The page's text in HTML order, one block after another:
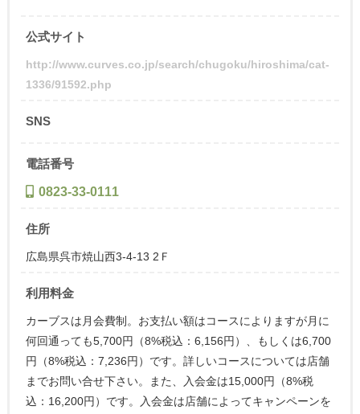
公式サイト
http://www.curves.co.jp/search/chugoku/hiroshima/cat-
1336/91592.php
SNS
電話番号
0823-33-0111
住所
広島県呉市焼山西3-4-13 2Ｆ
利用料金
カーブスは月会費制。お支払い額はコースによりますが月に
何回通っても5,700円（8%税込：6,156円）、もしくは6,700
円（8%税込：7,236円）です。詳しいコースについては店舗
までお問い合せ下さい。また、入会金は15,000円（8%税
込：16,200円）です。入会金は店舗によってキャンペーンを